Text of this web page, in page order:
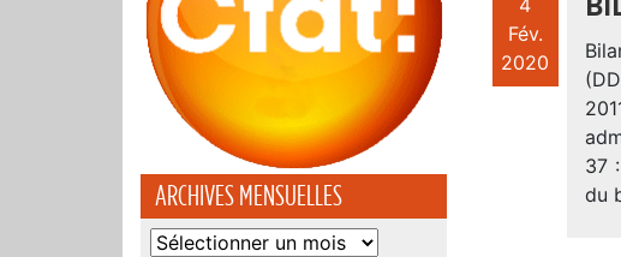
ARCHIVES MENSUELLES
Archives
Fév.
2020
37
du